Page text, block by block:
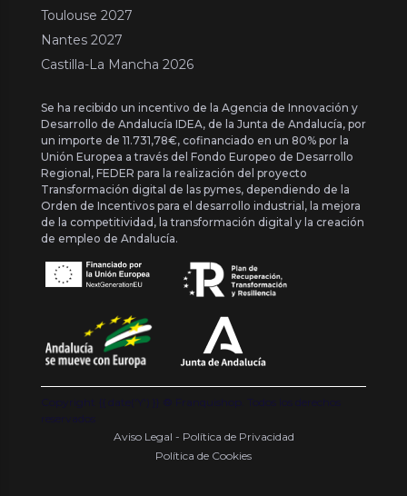
Toulouse 2027
Nantes 2027
Castilla-La Mancha 2026
Se ha recibido un incentivo de la Agencia de Innovación y
Desarrollo de Andalucía IDEA, de la Junta de Andalucía, por
un importe de 11.731,78€, cofinanciado en un 80% por la
Unión Europea a través del Fondo Europeo de Desarrollo
Regional, FEDER para la realización del proyecto
Transformación digital de las pymes, dependiendo de la
Orden de Incentivos para el desarrollo industrial, la mejora
de la competitividad, la transformación digital y la creación
de empleo de Andalucía.
Copyright {{ date('Y') }} ® Franquishop. Todos los derechos
reservados
Aviso Legal - Política de Privacidad
Política de Cookies